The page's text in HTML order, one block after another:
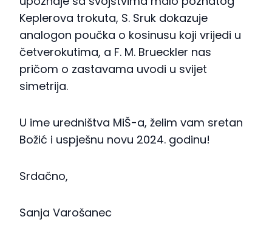
Keplerova trokuta, S. Sruk dokazuje
analogon poučka o kosinusu koji vrijedi u
četverokutima, a F. M. Brueckler nas
pričom o zastavama uvodi u svijet
simetrija.
U ime uredništva MiŠ-a, želim vam sretan
Božić i uspješnu novu 2024. godinu!
Srdačno,
Sanja Varošanec